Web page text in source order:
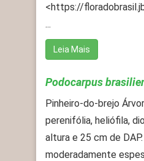
<https://
...
Leia Mais
Podocarpus
Pinheiro-do-brejo
perenifólia, heliófila,
altura e 25 cm de
moderadamente